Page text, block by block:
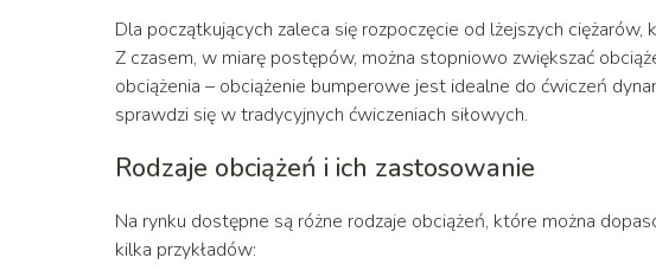
Dla początkujących zaleca się rozpoczęcie od lżejszych
Z czasem, w miarę postępów, można stopniowo zwiększać
obciążenia – obciążenie bumperowe jest idealne do ćwiczeń
sprawdzi się w tradycyjnych ćwiczeniach siłowych.
Rodzaje obciążeń i ich zastosowanie
Na rynku dostępne są różne rodzaje obciążeń, które można
kilka przykładów: